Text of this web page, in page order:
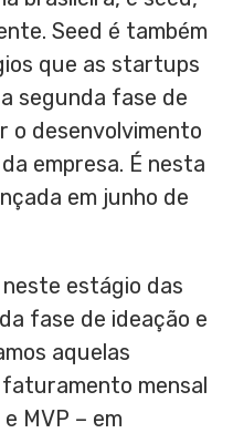
Seed é também
que as startups
segunda fase de
o desenvolvimento
empresa. É nesta
em junho de
estágio das
fase de ideação e
aquelas
mensal
MVP – em